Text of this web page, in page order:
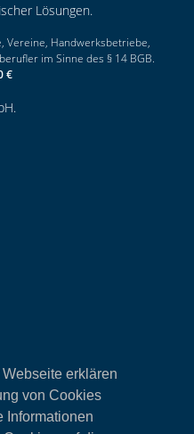
erklären
von Cookies
Informationen
Lösungen.
Handwerksbetriebe,
im Sinne des § 14 BGB.
€
.